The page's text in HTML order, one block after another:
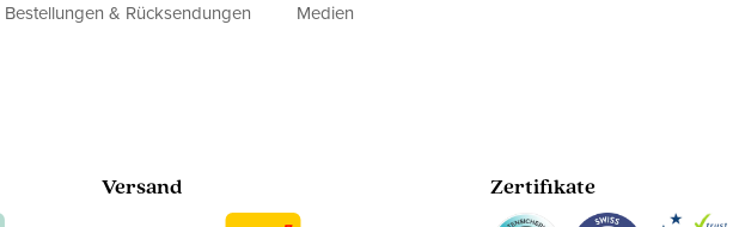
Bestellungen & Rücksendungen
Medien
Versand Zertifikate